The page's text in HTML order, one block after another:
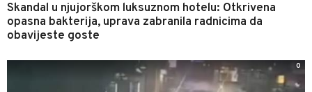
Skandal u njujorškom luksuznom hotelu: Otkrivena
opasna bakterija, uprava zabranila radnicima da
obavijeste goste
0